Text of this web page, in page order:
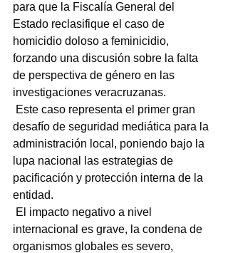
para que la Fiscalía General del
Estado reclasifique el caso de
homicidio doloso a feminicidio,
forzando una discusión sobre la falta
de perspectiva de género en las
investigaciones veracruzanas.
Este caso representa el primer gran
desafío de seguridad mediática para la
administración local, poniendo bajo la
lupa nacional las estrategias de
pacificación y protección interna de la
entidad.
El impacto negativo a nivel
internacional es grave, la condena de
organismos globales es severo,